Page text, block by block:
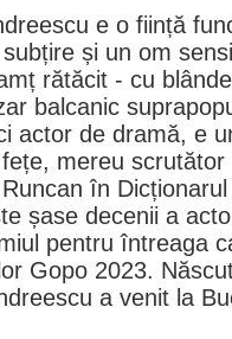
e o ființă
și un om
rătăcit - cu
balcanic
actor de dramă, e
mereu
în
șase decenii a
pentru întreaga
Gopo 2023.
a venit la